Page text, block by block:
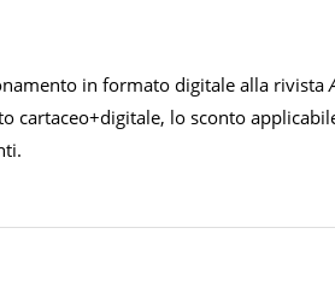
in formato digitale alla rivista
lo sconto